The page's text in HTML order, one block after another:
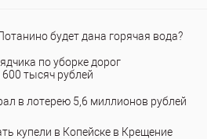
будет дана горячая вода?
по уборке дорог
тысяч рублей
в лотерею 5,6 миллионов рублей
купели в Копейске в Крещение